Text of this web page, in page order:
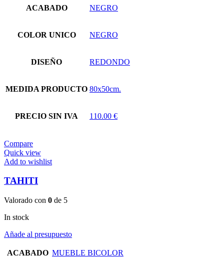
ACABADO NEGRO
COLOR UNICO NEGRO
DISEÑO REDONDO
MEDIDA PRODUCTO 80x50cm.
PRECIO SIN IVA 110.00 €
Compare
Quick view
Add to wishlist
TAHITI
Valorado con 0 de 5
In stock
Añade al presupuesto
ACABADO MUEBLE BICOLOR